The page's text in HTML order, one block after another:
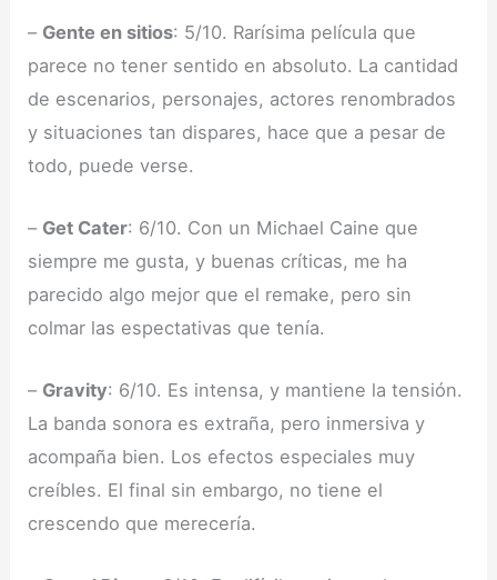
– Gente en sitios: 5/10. Rarísima película que
parece no tener sentido en absoluto. La cantidad
de escenarios, personajes, actores renombrados
y situaciones tan dispares, hace que a pesar de
todo, puede verse.
– Get Cater: 6/10. Con un Michael Caine que
siempre me gusta, y buenas críticas, me ha
parecido algo mejor que el remake, pero sin
colmar las espectativas que tenía.
– Gravity: 6/10. Es intensa, y mantiene la tensión.
La banda sonora es extraña, pero inmersiva y
acompaña bien. Los efectos especiales muy
creíbles. El final sin embargo, no tiene el
crescendo que merecería.